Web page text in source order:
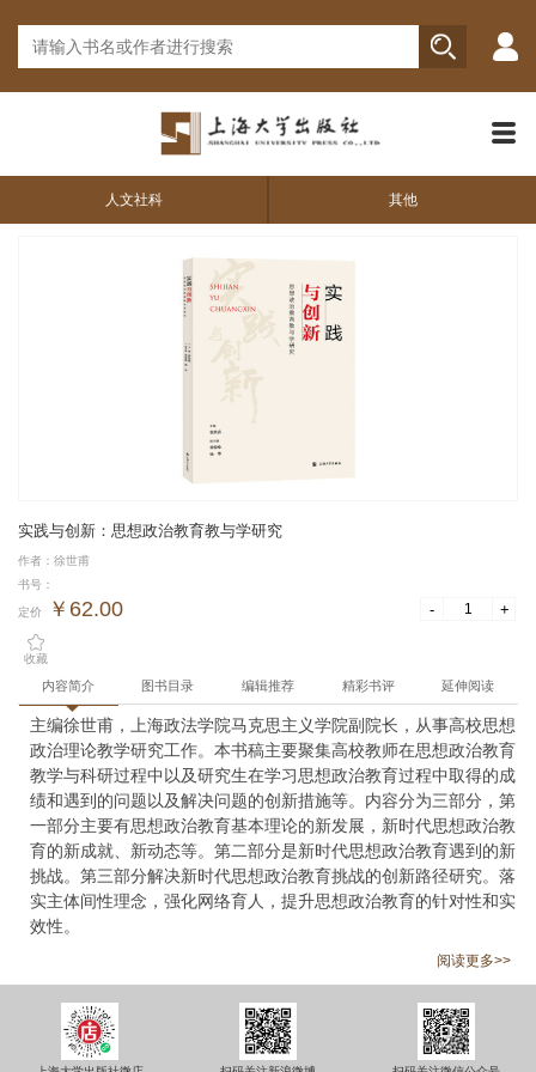
人文社科 其他
实践与创新：思想政治教育教与学研究
作者：徐世甫
书号：
定价 ￥62.00 - +
收藏
内容简介 图书目录 编辑推荐 精彩书评 延伸阅读
主编徐世甫，上海政法学院马克思主义学院副院长，从事高校思想
政治理论教学研究工作。本书稿主要聚集高校教师在思想政治教育
教学与科研过程中以及研究生在学习思想政治教育过程中取得的成
绩和遇到的问题以及解决问题的创新措施等。内容分为三部分，第
一部分主要有思想政治教育基本理论的新发展，新时代思想政治教
育的新成就、新动态等。第二部分是新时代思想政治教育遇到的新
挑战。第三部分解决新时代思想政治教育挑战的创新路径研究。落
实主体间性理念，强化网络育人，提升思想政治教育的针对性和实
效性。
阅读更多>>